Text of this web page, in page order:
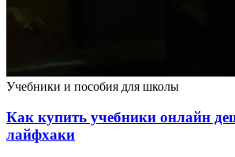
Учебники и пособия для школы
Как купить учебники онлайн
лайфхаки